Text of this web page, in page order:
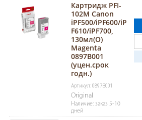
Картридж PFI-
102M Canon
iPF500/iPF600/iP
F610/iPF700,
130мл(O)
Magenta
0897B001
(уцен.срок
годн.)
Артикул: 0897B001
Original
Наличие: заказ 5-10
дней